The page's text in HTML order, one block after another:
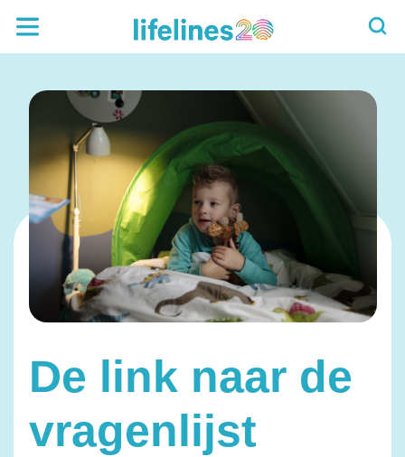
De link naar de
vragenlijst